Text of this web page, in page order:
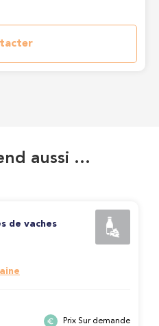
aussi …
de vaches
Prix Sur demande